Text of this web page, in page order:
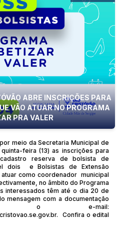
ABRE INSCRIÇÕES PARA
VÃO ATUAR NO PROGRAMA
PRA VALER
meio da Secretaria Municipal de
quinta-feira (13) as inscrições para
reserva de bolsista de
dois e Bolsistas de Extensão
como coordenador municipal
no âmbito do Programa
interessados têm até o dia 20 de
mensagem com a documentação
o e-mail:
Confira o edital